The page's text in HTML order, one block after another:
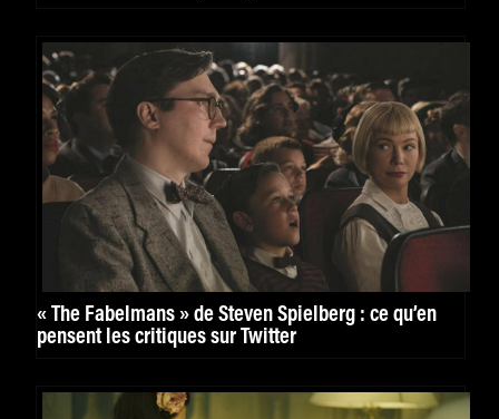
« The Fabelmans » de Steven Spielberg : ce qu’en
pensent les critiques sur Twitter